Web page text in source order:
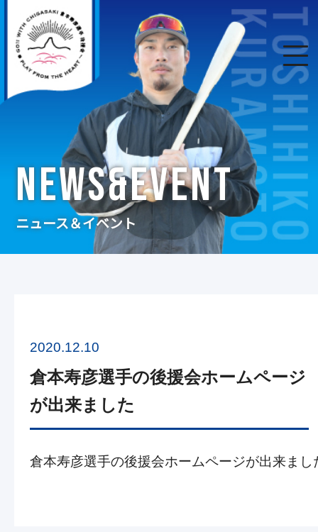
NEWS&EVENT
ニュース＆イベント
2020.12.10
倉本寿彦選手の後援会ホームページ
が出来ました
倉本寿彦選手の後援会ホームページが出来まし